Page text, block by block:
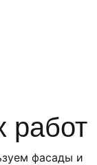
работ
фасады и